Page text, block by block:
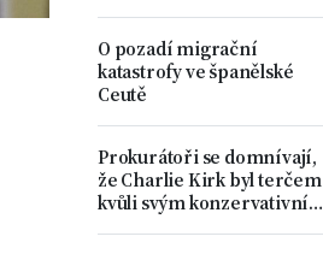
O pozadí migrační
katastrofy ve španělské
Ceutě
Prokurátoři se domnívají,
že Charlie Kirk byl terčem
kvůli svým konzervativním